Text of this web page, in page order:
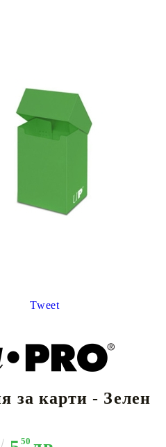
Tweet
за карти - Зелен
50